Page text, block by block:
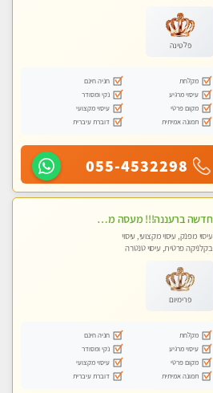
פלטינה
מקלחת
חניה חינם
עיסוי מרגיע
נקי ומסודר
מקום פרטי
עיסוי מקצועי
תמונה אמיתית
דוברת עיברית
055-4532298
חדשה ברעננה!!! מעסה מקצועית ו סבלנית עם ידיים זהב, מזמינה אותך ל עיסוי שוודי מקצועי ללא מין ....
עיסוי מפנק, עיסוי מקצועי, עיסוי
בקלניקה פרטית, עיסוי טנטרה
פרימיום
מקלחת
חניה חינם
עיסוי מרגיע
נקי ומסודר
מקום פרטי
עיסוי מקצועי
תמונה אמיתית
דוברת עיברית